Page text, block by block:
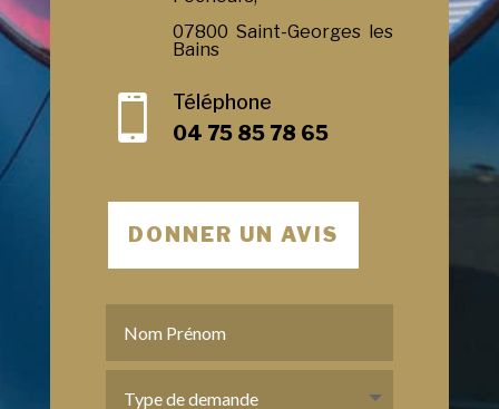
07800 Saint-Georges les
Bains

Téléphone
04 75 85 78 65
DONNER UN AVIS